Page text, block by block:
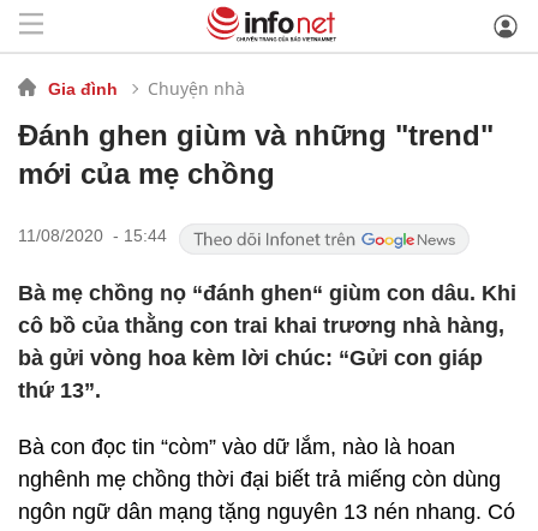
Gia đình Chuyện nhà
Đánh ghen giùm và những "trend"
mới của mẹ chồng
11/08/2020 - 15:44
Bà mẹ chồng nọ “đánh ghen“ giùm con dâu. Khi
cô bồ của thằng con trai khai trương nhà hàng,
bà gửi vòng hoa kèm lời chúc: “Gửi con giáp
thứ 13”.
Bà con đọc tin “còm” vào dữ lắm, nào là hoan
nghênh mẹ chồng thời đại biết trả miếng còn dùng
ngôn ngữ dân mạng tặng nguyên 13 nén nhang. Có